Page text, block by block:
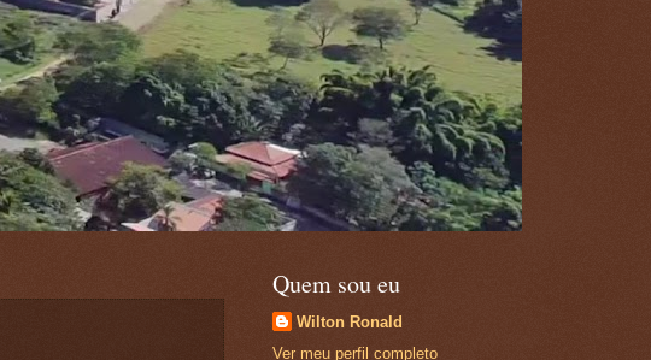
Quem sou eu
Wilton Ronald
Ver meu perfil completo